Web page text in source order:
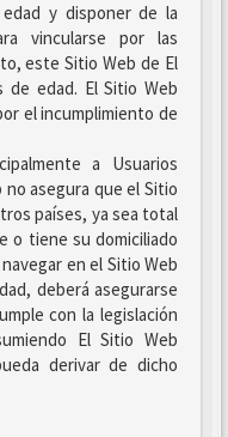
y disponer de la
vincularse por las
este Sitio Web de El
edad. El Sitio Web
el incumplimiento de
a Usuarios
asegura que el Sitio
países, ya sea total
o tiene su domiciliado
en el Sitio Web
deberá asegurarse
con la legislación
El Sitio Web
derivar de dicho